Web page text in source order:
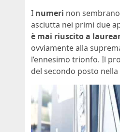
I numeri non
asciutta nei primi due
è mai riuscito a
ovviamente alla
l’ennesimo trionfo. Il
del secondo posto